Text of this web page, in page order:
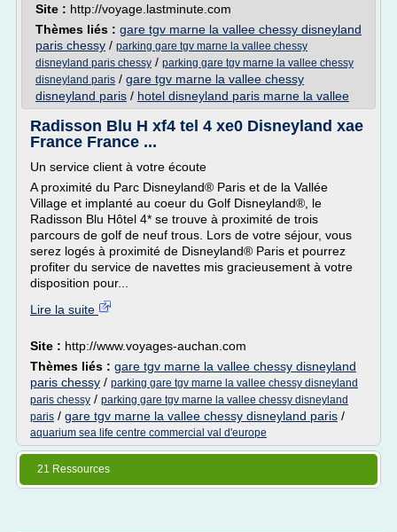
Site : http://voyage.lastminute.com
Thèmes liés : gare tgv marne la vallee chessy disneyland
paris chessy / parking gare tgv marne la vallee chessy
disneyland paris chessy / parking gare tgv marne la vallee chessy
disneyland paris / gare tgv marne la vallee chessy
disneyland paris / hotel disneyland paris marne la vallee
Radisson Blu H xf4 tel 4 xe0 Disneyland xae
France France ...
Un service client à votre écoute
A proximité du Parc Disneyland® Paris et de la Vallée
Village et implanté au coeur du Golf Disneyland®, le
Radisson Blu Hôtel 4* se trouve à proximité de trois
parcours de golf de neuf trous. Lors de votre séjour, vous
serez logés à proximité de Disneyland® Paris et pourrez
profiter du service de navettes mis gracieusement à votre
disposition pour...
Lire la suite
Site : http://www.voyages-auchan.com
Thèmes liés : gare tgv marne la vallee chessy disneyland
paris chessy / parking gare tgv marne la vallee chessy disneyland
paris chessy / parking gare tgv marne la vallee chessy disneyland
paris / gare tgv marne la vallee chessy disneyland paris /
aquarium sea life centre commercial val d'europe
21 Ressources